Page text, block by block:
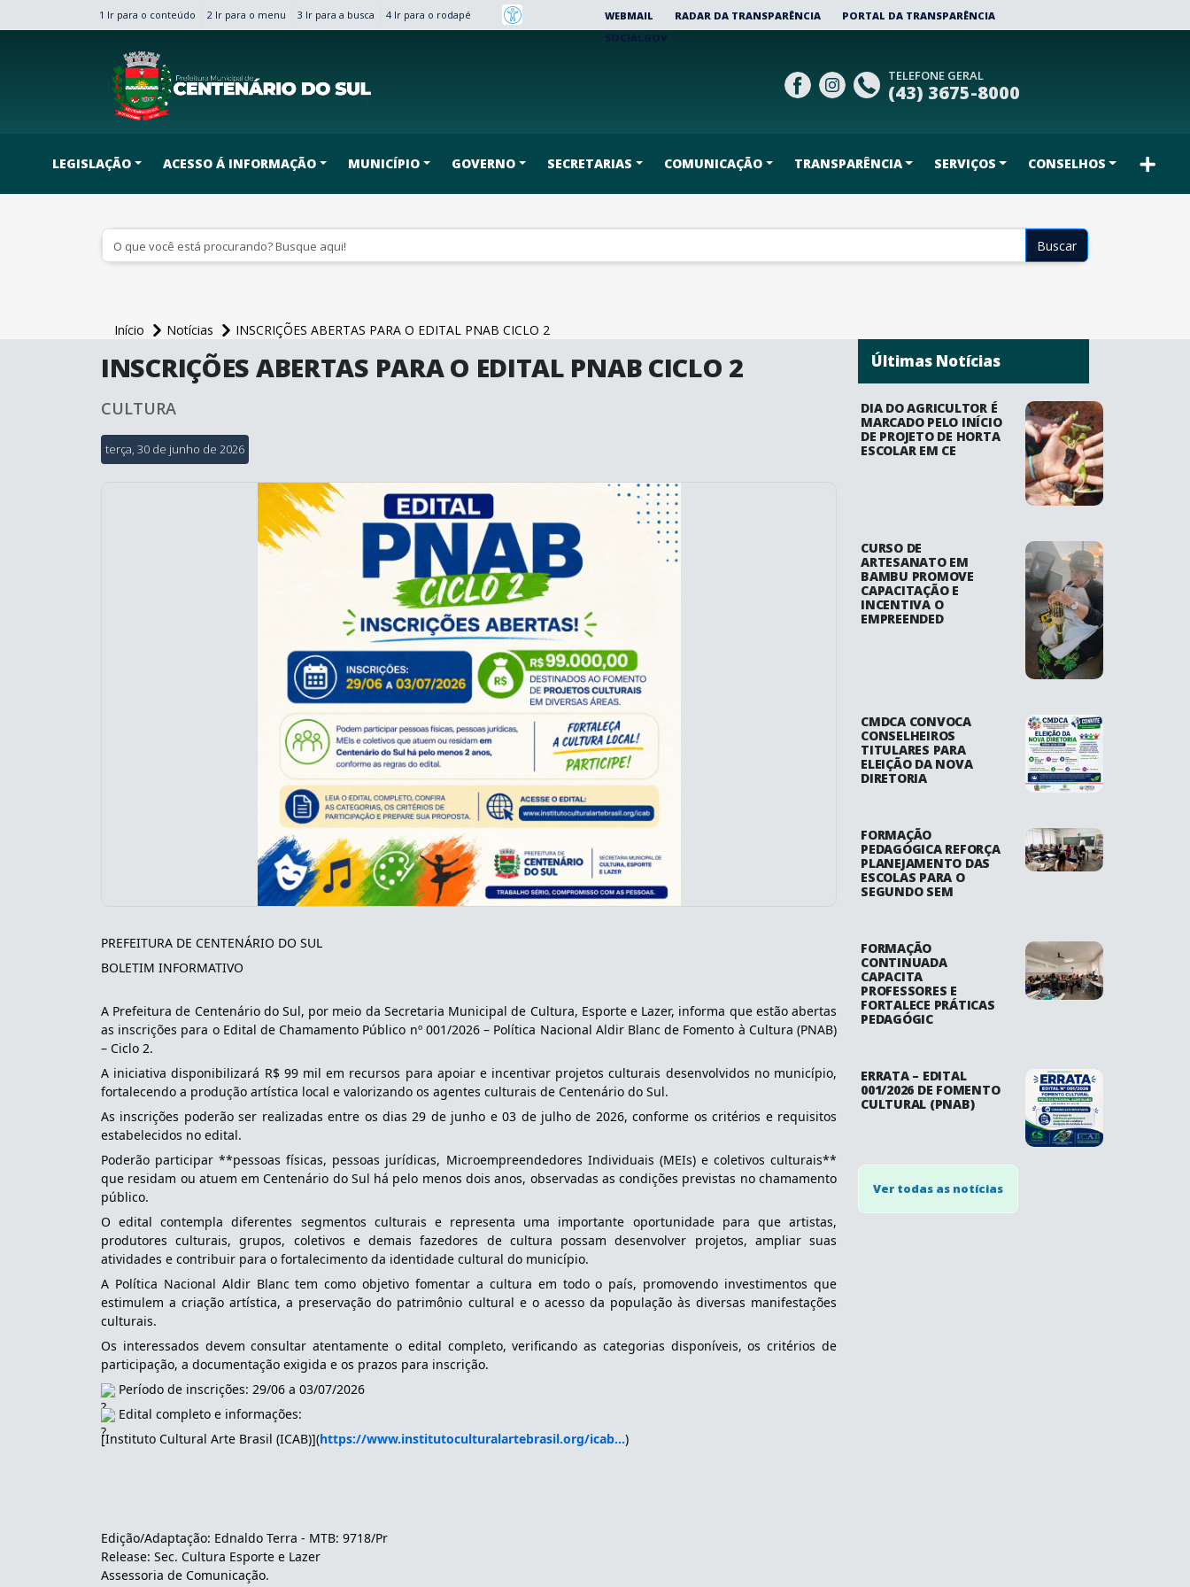
1 Ir para o conteúdo 2 Ir para o menu 3 Ir para a busca 4 Ir para o rodapé WEBMAIL RADAR DA TRANSPARÊNCIA
PORTAL DA TRANSPARÊNCIA
SOCIALGOV
TELEFONE GERAL
(43) 3675-8000
LEGISLAÇÃO ACESSO Á INFORMAÇÃO MUNICÍPIO GOVERNO SECRETARIAS COMUNICAÇÃO TRANSPARÊNCIA SERVIÇOS CONSELHOS
Buscar
Início Notícias
INSCRIÇÕES ABERTAS PARA O EDITAL PNAB CICLO 2
INSCRIÇÕES ABERTAS PARA O EDITAL PNAB CICLO 2
CULTURA
terça, 30 de junho de 2026
PREFEITURA DE CENTENÁRIO DO SUL
BOLETIM INFORMATIVO
A Prefeitura de Centenário do Sul, por meio da Secretaria Municipal de Cultura, Esporte e Lazer, informa que estão abertas
as inscrições para o Edital de Chamamento Público nº 001/2026 – Política Nacional Aldir Blanc de Fomento à Cultura (PNAB)
– Ciclo 2.
A iniciativa disponibilizará R$ 99 mil em recursos para apoiar e incentivar projetos culturais desenvolvidos no município,
fortalecendo a produção artística local e valorizando os agentes culturais de Centenário do Sul.
As inscrições poderão ser realizadas entre os dias 29 de junho e 03 de julho de 2026, conforme os critérios e requisitos
estabelecidos no edital.
Poderão participar **pessoas físicas, pessoas jurídicas, Microempreendedores Individuais (MEIs) e coletivos culturais**
que residam ou atuem em Centenário do Sul há pelo menos dois anos, observadas as condições previstas no chamamento
público.
O edital contempla diferentes segmentos culturais e representa uma importante oportunidade para que artistas,
produtores culturais, grupos, coletivos e demais fazedores de cultura possam desenvolver projetos, ampliar suas
atividades e contribuir para o fortalecimento da identidade cultural do município.
A Política Nacional Aldir Blanc tem como objetivo fomentar a cultura em todo o país, promovendo investimentos que
estimulem a criação artística, a preservação do patrimônio cultural e o acesso da população às diversas manifestações
culturais.
Os interessados devem consultar atentamente o edital completo, verificando as categorias disponíveis, os critérios de
participação, a documentação exigida e os prazos para inscrição.
Período de inscrições: 29/06 a 03/07/2026
Edital completo e informações:
[Instituto Cultural Arte Brasil (ICAB)](https://www.institutoculturalartebrasil.org/icab...)
Edição/Adaptação: Ednaldo Terra - MTB: 9718/Pr
Release: Sec. Cultura Esporte e Lazer
Assessoria de Comunicação.
Últimas Notícias
DIA DO AGRICULTOR É
MARCADO PELO INÍCIO
DE PROJETO DE HORTA
ESCOLAR EM CE
CURSO DE
ARTESANATO EM
BAMBU PROMOVE
CAPACITAÇÃO E
INCENTIVA O
EMPREENDED
CMDCA CONVOCA
CONSELHEIROS
TITULARES PARA
ELEIÇÃO DA NOVA
DIRETORIA
FORMAÇÃO
PEDAGÓGICA REFORÇA
PLANEJAMENTO DAS
ESCOLAS PARA O
SEGUNDO SEM
FORMAÇÃO
CONTINUADA
CAPACITA
PROFESSORES E
FORTALECE PRÁTICAS
PEDAGÓGIC
ERRATA – EDITAL
001/2026 DE FOMENTO
CULTURAL (PNAB)
Ver todas as notícias